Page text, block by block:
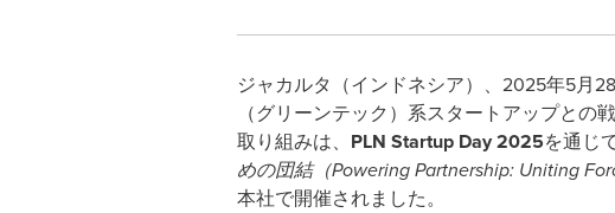
ジャカルタ （インドネシア） 、 2025年5月28
（グリーンテック ） 系スタートアップとの
取り組みは、 PLN Startup Day 2025を通じ
めの団結（Powering Partnership: Uniting
本社で開催されました。